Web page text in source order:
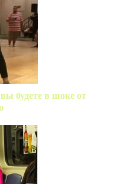
будете в шоке от